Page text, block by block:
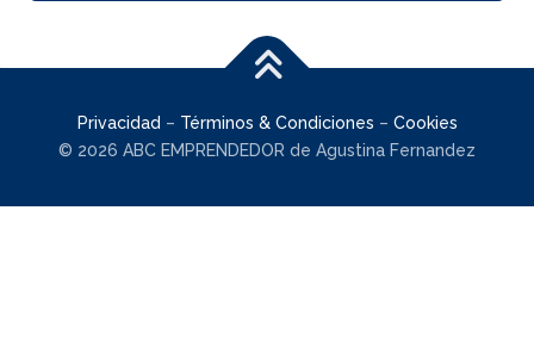
Privacidad – Términos & Condiciones – Cookies
© 2026 ABC EMPRENDEDOR de Agustina Fernandez